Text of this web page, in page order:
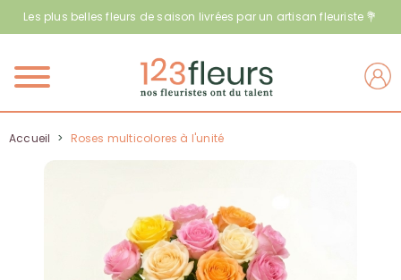
Les plus belles fleurs de saison livrées par un artisan fleuriste 💐
Menu
Accueil > Roses multicolores à l'unité